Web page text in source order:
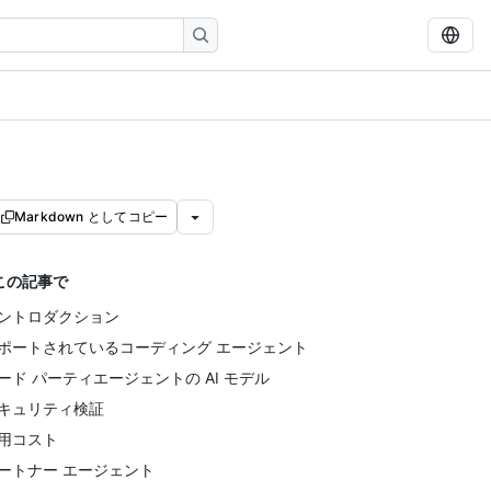
Markdown としてコピー
の記事で
トロダクション
ートされているコーディング エージェント
ド パーティエージェントの AI モデル
ュリティ検証
コスト
トナー エージェント